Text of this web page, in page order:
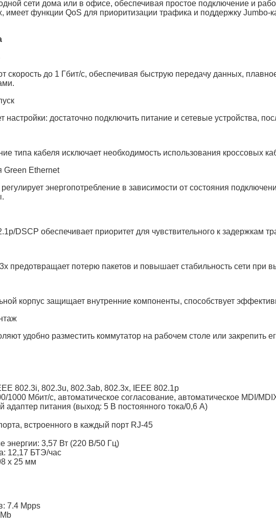
сети дома или в офисе, обеспечивая простое подключение и
имеет функции QoS для приоритизации трафика и поддержку
скорость до 1 Гбит/с, обеспечивая быструю передачу данных,
настройки: достаточно подключить питание и сетевые устройства,
типа кабеля исключает необходимость использования кроссовых
Green Ethernet
энергопотребление в зависимости от состояния
DSCP обеспечивает приоритет для чувствительного к задержкам
предотвращает потерю пакетов и повышает стабильность сети при
корпус защищает внутренние компоненты, способствует
удобно разместить коммутатор на рабочем столе или закрепить
802.3i, 802.3u, 802.3ab, 802.3x, IEEE 802.1p
1000 Мбит/с, автоматическое согласование, автоматическое MDI/
адаптер питания (выход: 5 В постоянного тока/0,6 А)
встроенного в каждый порт RJ-45
энергии: 3,57 Вт (220 В/50 Гц)
12,17 БТЭ/час
x 25 мм
7.4 Mpps